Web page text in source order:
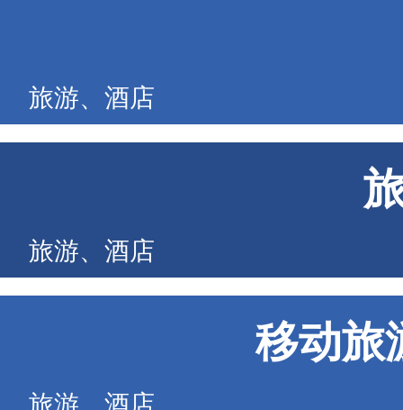
旅游、酒店
旅游、酒店
移动旅
旅游、酒店